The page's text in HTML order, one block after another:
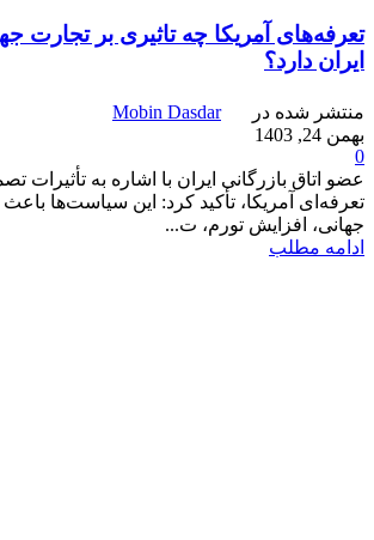
تعرفه‌های آمریکا چه تاثیری بر تجارت
ایران دارد؟
منتشر شده در
Mobin Dasdar
بهمن 24, 1403
0
عضو اتاق بازرگانی ایران با اشاره به تأثیرات
تعرفه‌ای آمریکا، تأکید کرد: این سیاست‌ها
جهانی، افزایش تورم، ت...
ادامه مطلب